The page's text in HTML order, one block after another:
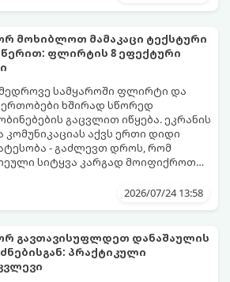
მოითხოვს.
მოხიბლოთ მამაკაცი ტექსტური
ფლირტის 8 ეფექტური
სამყაროში ფლირტი და
ხშირად სწორედ
გაცვლით იწყება. ეკრანის
კომუნიკაციას აქვს ერთი დიდი
- გაძლევთ დროს, რომ
სიტყვა კარგად მოიფიქროთ
და მოუთმენლად ელოდოს
2026/07/24 13:58
გავთავისუფლდეთ დანაშაულის
პრაქტიკული